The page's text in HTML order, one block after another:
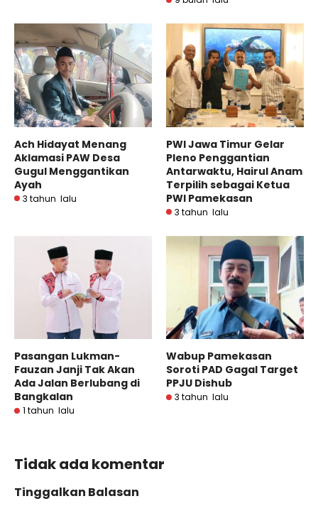
Ach Hidayat Menang
Aklamasi PAW Desa
Gugul Menggantikan
Ayah
3 tahun lalu
PWI Jawa Timur Gelar
Pleno Penggantian
Antarwaktu, Hairul Anam
Terpilih sebagai Ketua
PWI Pamekasan
3 tahun lalu
Pasangan Lukman-
Fauzan Janji Tak Akan
Ada Jalan Berlubang di
Bangkalan
1 tahun lalu
Wabup Pamekasan
Soroti PAD Gagal Target
PPJU Dishub
3 tahun lalu
Tidak ada komentar
Tinggalkan Balasan